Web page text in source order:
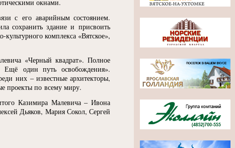
окнами.
с его аварийным состоянием.
сохранить здание и присвоить
культурного комплекса «Вятское»,
«Черный квадрат». Полное
один путь освобождения».
них – известные архитекторы,
проекты по всему миру.
Казимира Малевича – Ивона
Дьяков, Мария Сокол, Сергей